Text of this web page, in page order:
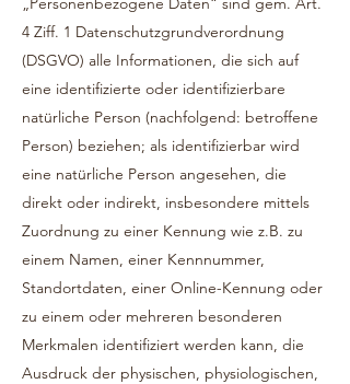
4 Ziff. 1 Datenschutzgrundverordnung
(DSGVO) alle Informationen, die sich auf
eine identifizierte oder identifizierbare
natürliche Person (nachfolgend: betroffene
Person) beziehen; als identifizierbar wird
eine natürliche Person angesehen, die
direkt oder indirekt, insbesondere mittels
Zuordnung zu einer Kennung wie z.B. zu
einem Namen, einer Kennnummer,
Standortdaten, einer Online-Kennung oder
zu einem oder mehreren besonderen
Merkmalen identifiziert werden kann, die
Ausdruck der physischen, physiologischen,